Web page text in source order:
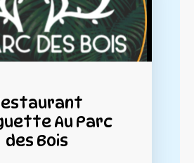
Au Parc
des Bois